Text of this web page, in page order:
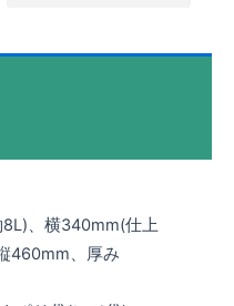
、横340mm(仕上
460mm、厚み